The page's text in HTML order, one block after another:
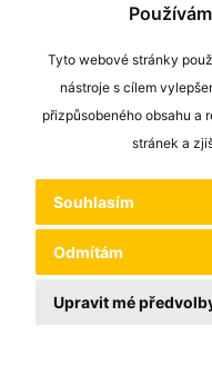
Tyto webové stránky
nástroje s cílem
přizpůsobeného obsahu a
stránek a
Souhlasím
Odmítám
Upravit mé